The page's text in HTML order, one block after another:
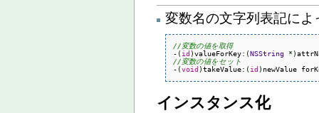
変数名の文字列表記に
//変数の値を取得
- (id )valueForKey: (NSString * )
//変数の値をセット
- (void )takeValue: (id ) newValue
インスタンス化